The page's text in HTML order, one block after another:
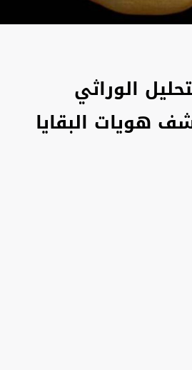
الوراثي
هويات البقايا